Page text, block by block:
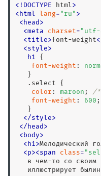
< ! DOCTYPE html >
< html lang= " ru " >
< head >
<meta charset= " utf-
<title>font-weight<
<style>
h1
{
font-weight :
   }
.select {
color : maroon ;
/*
font-weight : 600 ;
   }
</style>
</ head >
< body>
< h1 >Мелодический
<p><span class= "
в чем-то со своим
иллюстрирует
aspect-ratio
backdrop-filter
backface-visibility
background
background-attachment
background-blend-mode
background-clip
background-color
background-image
background-origin
background-position
background-position-x
background-position-y